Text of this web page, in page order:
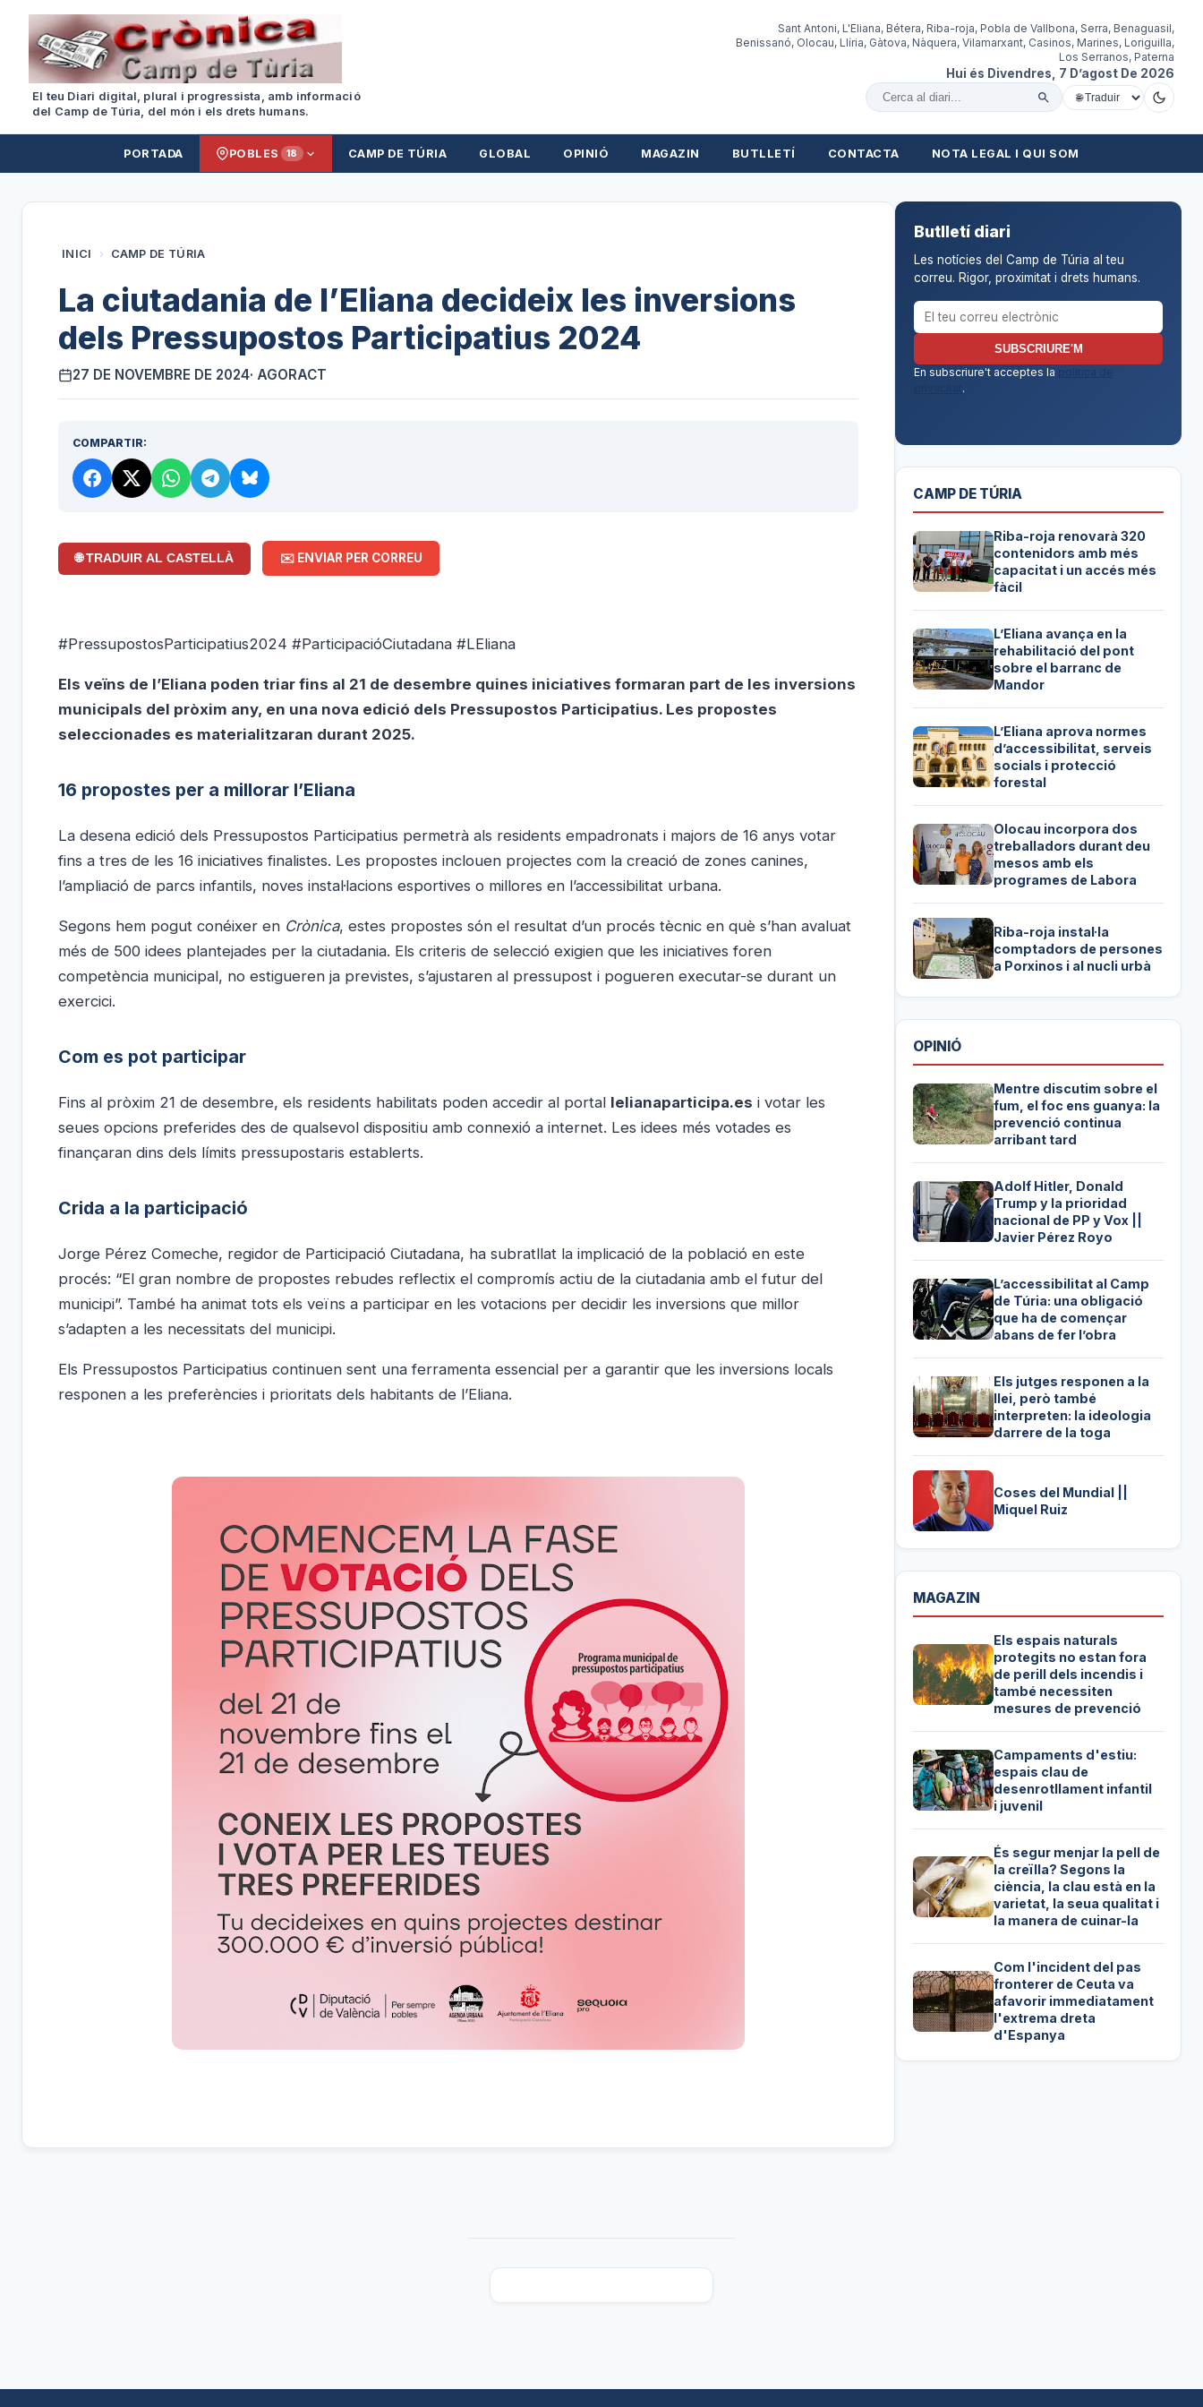
El teu Diari digital, plural i progressista, amb informació
del Camp de Túria, del món i els drets humans.
Sant Antoni, L'Eliana, Bétera, Riba-roja, Pobla de Vallbona, Serra, Benaguasil,
Benissanó, Olocau, Llíria, Gàtova, Nàquera, Vilamarxant, Casinos, Marines, Loriguilla,
Los Serranos, Paterna
Hui és Divendres, 7 D’agost De 2026
Cercar al diari
PORTADA POBLES 18 CAMP DE TÚRIA GLOBAL OPINIÓ MAGAZIN BUTLLETÍ CONTACTA NOTA LEGAL I QUI SOM
INICI › CAMP DE TÚRIA
La ciutadania de l’Eliana decideix les inversions
dels Pressupostos Participatius 2024
27 DE NOVEMBRE DE 2024· AGORACT
COMPARTIR:
🌐 TRADUIR AL CASTELLÀ ✉️ ENVIAR PER CORREU
#PressupostosParticipatius2024 #ParticipacióCiutadana #LEliana
Els veïns de l’Eliana poden triar fins al 21 de desembre quines iniciatives formaran part de les inversions
municipals del pròxim any, en una nova edició dels Pressupostos Participatius. Les propostes
seleccionades es materialitzaran durant 2025.
16 propostes per a millorar l’Eliana
La desena edició dels Pressupostos Participatius permetrà als residents empadronats i majors de 16 anys votar
fins a tres de les 16 iniciatives finalistes. Les propostes inclouen projectes com la creació de zones canines,
l’ampliació de parcs infantils, noves instal·lacions esportives o millores en l’accessibilitat urbana.
Segons hem pogut conéixer en Crònica, estes propostes són el resultat d’un procés tècnic en què s’han avaluat
més de 500 idees plantejades per la ciutadania. Els criteris de selecció exigien que les iniciatives foren
competència municipal, no estigueren ja previstes, s’ajustaren al pressupost i pogueren executar-se durant un
exercici.
Com es pot participar
Fins al pròxim 21 de desembre, els residents habilitats poden accedir al portal lelianaparticipa.es i votar les
seues opcions preferides des de qualsevol dispositiu amb connexió a internet. Les idees més votades es
finançaran dins dels límits pressupostaris establerts.
Crida a la participació
Jorge Pérez Comeche, regidor de Participació Ciutadana, ha subratllat la implicació de la població en este
procés: “El gran nombre de propostes rebudes reflectix el compromís actiu de la ciutadania amb el futur del
municipi”. També ha animat tots els veïns a participar en les votacions per decidir les inversions que millor
s’adapten a les necessitats del municipi.
Els Pressupostos Participatius continuen sent una ferramenta essencial per a garantir que les inversions locals
responen a les preferències i prioritats dels habitants de l’Eliana.
Butlletí diari
Les notícies del Camp de Túria al teu
correu. Rigor, proximitat i drets humans.
Correu electrònic per al butlletí
SUBSCRIURE'M
En subscriure't acceptes la
política de
.
CAMP DE TÚRIA
Riba-roja renovarà 320
contenidors amb més
capacitat i un accés més
fàcil
L’Eliana avança en la
rehabilitació del pont
sobre el barranc de
Mandor
L’Eliana aprova normes
d’accessibilitat, serveis
socials i protecció
forestal
Olocau incorpora dos
treballadors durant deu
mesos amb els
programes de Labora
Riba-roja instal·la
comptadors de persones
a Porxinos i al nucli urbà
OPINIÓ
Mentre discutim sobre el
fum, el foc ens guanya: la
prevenció continua
arribant tard
Adolf Hitler, Donald
Trump y la prioridad
nacional de PP y Vox ||
Javier Pérez Royo
L’accessibilitat al Camp
de Túria: una obligació
que ha de començar
abans de fer l’obra
Els jutges responen a la
llei, però també
interpreten: la ideologia
darrere de la toga
Coses del Mundial ||
Miquel Ruiz
MAGAZIN
Els espais naturals
protegits no estan fora
de perill dels incendis i
també necessiten
mesures de prevenció
Campaments d'estiu:
espais clau de
desenrotllament infantil
i juvenil
És segur menjar la pell de
la creïlla? Segons la
ciència, la clau està en la
varietat, la seua qualitat i
la manera de cuinar-la
Com l'incident del pas
fronterer de Ceuta va
afavorir immediatament
l'extrema dreta
d'Espanya